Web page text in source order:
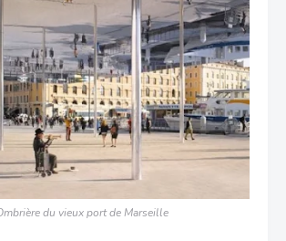
du vieux port de Marseille